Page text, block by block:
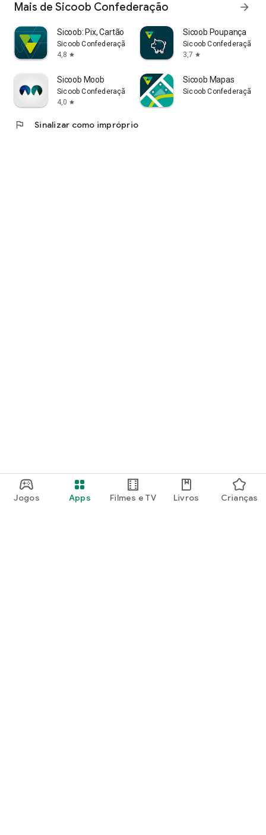
Jogos Apps Filmes e TV Livros Crianças
Mais de Sicoob Confederação arrow_forward
Sicoob: Pix, Cartão e Conta
Sicoob Confederação
4,8 star
Sicoob Poupança
Sicoob Confederação
3,7 star
Sicoob Moob
Sicoob Confederação
4,0 star
Sicoob Mapas
Sicoob Confederação
flag Sinalizar como impróprio